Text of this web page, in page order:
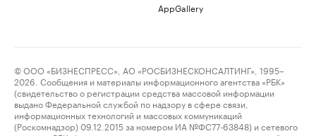
AppGallery
© ООО «БИЗНЕСПРЕСС», АО «РОСБИЗНЕСКОНСАЛТИНГ», 1995–
2026. Сообщения и материалы информационного агентства «РБК»
(свидетельство о регистрации средства массовой информации
выдано Федеральной службой по надзору в сфере связи,
информационных технологий и массовых коммуникаций
(Роскомнадзор) 09.12.2015 за номером ИА №ФС77-63848) и сетевого